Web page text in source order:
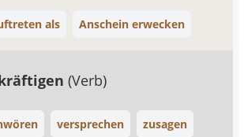
als Anschein erwecken
(Verb)
versprechen zusagen